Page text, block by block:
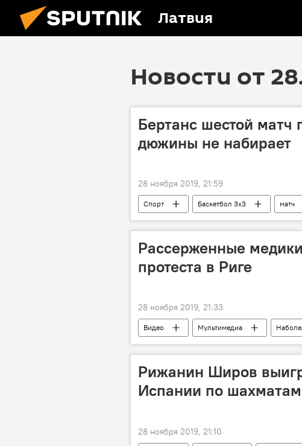
Латвия
Новости от
Бертанс шестой матч
дюжины не набирает
28 ноября 2019, 21:59
Спорт Баскетбол 3x3 матч
Рассерженные
протеста в Риге
28 ноября 2019, 21:33
Видео Мультимедиа
Сейм
Рижанин Широв
Испании по шахматам
28 ноября 2019, 21:10